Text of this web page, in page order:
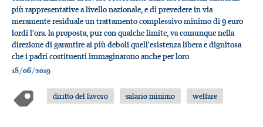
più rappresentative a livello nazionale, e di prevedere in via
meramente residuale un trattamento complessivo minimo di 9 euro
lordi l'ora: la proposta, pur con qualche limite, va comunque nella
direzione di garantire ai più deboli quell'esistenza libera e dignitosa
che i padri costituenti immaginarono anche per loro
18/06/2019
diritto del lavoro salario minimo welfare